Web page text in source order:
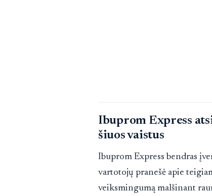
Ibuprom Express
šiuos vaistus
Ibuprom Express bendras
vartotojų pranešė apie
veiksmingumą malšinant